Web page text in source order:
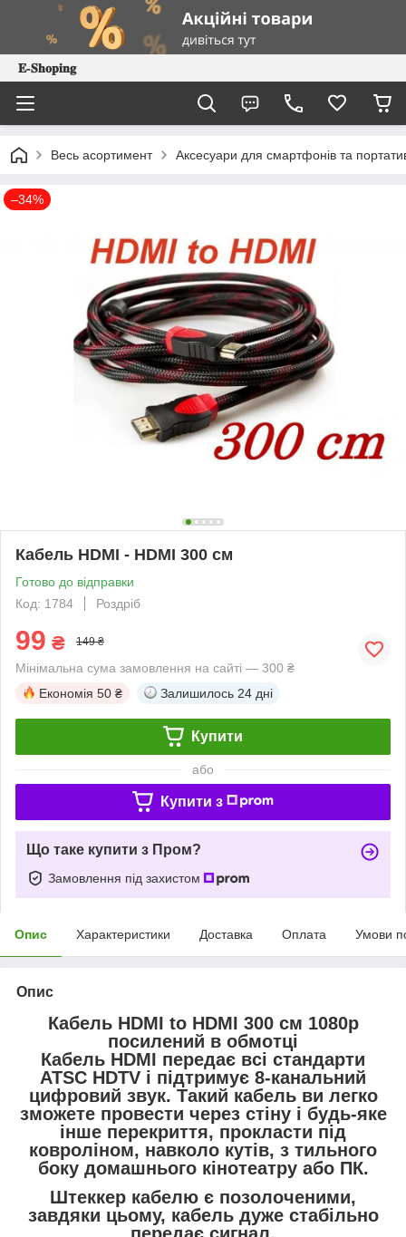
𝐄-𝐒𝐡𝐨𝐩𝐢𝐧𝐠
Весь асортимент Аксесуари для смартфонів та
–34%
Кабель HDMI - HDMI 300 см
Готово до відправки
Код: 1784
Роздріб
99 ₴ 149 ₴
Мінімальна сума замовлення на сайті — 300 ₴
Економія 50 ₴ Залишилось 24 дні
Купити
або
Купити з
Що таке купити з Пром?
Замовлення під захистом
Опис Характеристики Доставка Оплата Умови
Опис
Кабель HDMI to HDMI 300 см 1080p
посилений в обмотці
Кабель HDMI передає всі стандарти
ATSC HDTV і підтримує 8-канальний
цифровий звук. Такий кабель ви легко
зможете провести через стіну і будь-яке
інше перекриття, прокласти під
ковроліном, навколо кутів, з тильного
боку домашнього кінотеатру або ПК.
Штеккер кабелю є позолоченими,
завдяки цьому, кабель дуже стабільно
передає сигнал.